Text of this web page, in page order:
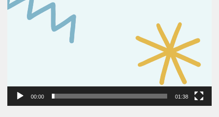
00:00 01:38